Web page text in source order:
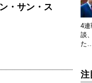
・サン・ス
4連
談
た…
注